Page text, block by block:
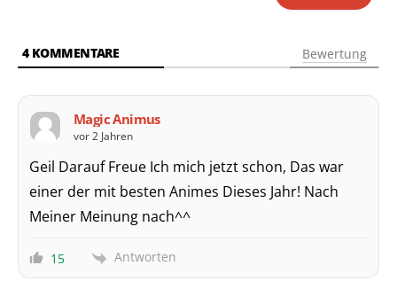
4KOMMENTARE Bewertung
Magic Animus
vor 2 Jahren
Geil Darauf Freue Ich mich jetzt schon, Das war
einer der mit besten Animes Dieses Jahr! Nach
Meiner Meinung nach^^
15 Antworten